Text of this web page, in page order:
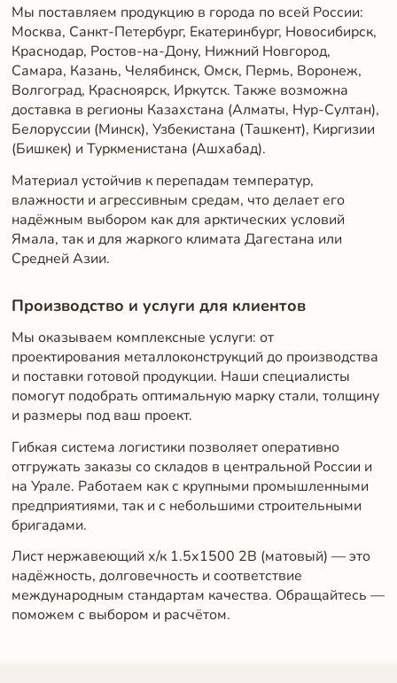
Мы поставляем продукцию в города по всей России:
Москва, Санкт-Петербург, Екатеринбург, Новосибирск,
Краснодар, Ростов-на-Дону, Нижний Новгород,
Самара, Казань, Челябинск, Омск, Пермь, Воронеж,
Волгоград, Красноярск, Иркутск. Также возможна
доставка в регионы Казахстана (Алматы, Нур-Султан),
Белоруссии (Минск), Узбекистана (Ташкент), Киргизии
(Бишкек) и Туркменистана (Ашхабад).
Материал устойчив к перепадам температур,
влажности и агрессивным средам, что делает его
надёжным выбором как для арктических условий
Ямала, так и для жаркого климата Дагестана или
Средней Азии.
Производство и услуги для клиентов
Мы оказываем комплексные услуги: от
проектирования металлоконструкций до производства
и поставки готовой продукции. Наши специалисты
помогут подобрать оптимальную марку стали, толщину
и размеры под ваш проект.
Гибкая система логистики позволяет оперативно
отгружать заказы со складов в центральной России и
на Урале. Работаем как с крупными промышленными
предприятиями, так и с небольшими строительными
бригадами.
Лист нержавеющий х/к 1.5х1500 2B (матовый) — это
надёжность, долговечность и соответствие
международным стандартам качества. Обращайтесь —
поможем с выбором и расчётом.